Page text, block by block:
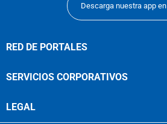
Descarga nuestra app en
RED DE PORTALES
SERVICIOS CORPORATIVOS
LEGAL